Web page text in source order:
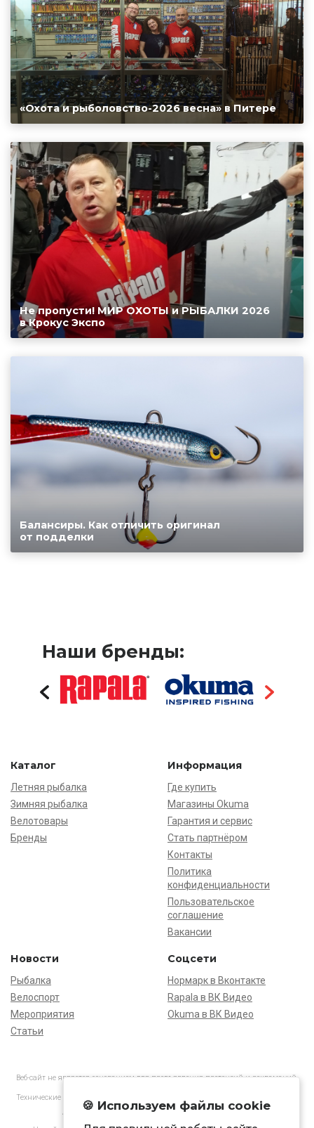
«Охота и рыболовство-2026 весна» в Питере
Не пропусти! МИР ОХОТЫ и РЫБАЛКИ 2026
в Крокус Экспо
Балансиры. Как отличить оригинал
от подделки
Наши бренды:
Каталог
Летняя рыбалка
Зимняя рыбалка
Велотовары
Бренды
Информация
Где купить
Магазины Okuma
Гарантия и сервис
Стать партнёром
Контакты
Политика
конфиденциальности
Пользовательское
соглашение
Вакансии
Новости
Рыбалка
Велоспорт
Мероприятия
Статьи
Соцсети
Нормарк в Вконтакте
Rapala в ВК Видео
Okuma в ВК Видео
Веб-сайт не является основанием для предъявления претензий и рекламаций,
Технические характеристики товаров могут отличаться от указанных на сайте.
АО «Нормарк» ИНН 7728172512 ОГРН 1037739603505
🍪 Используем файлы cookie